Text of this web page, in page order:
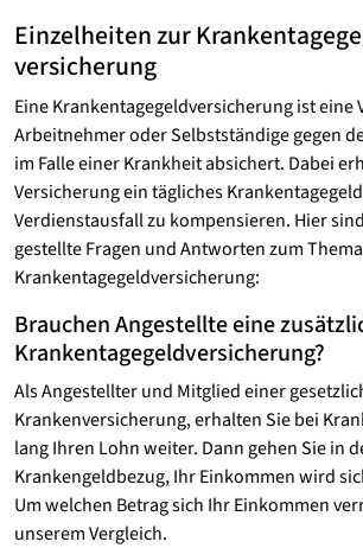
Einzelheiten zur
versicherung
Eine Krankentagegeld­versicherung ist eine
Arbeitnehmer oder Selbstständige gegen
im Falle einer Krankheit absichert. Dabei
Versicherung ein tägliches
Verdienstausfall zu kompensieren. Hier
gestellte Fragen und Antworten zum Thema
Krankentagegeldversicherung:
Brauchen Angestellte eine
Krankentagegeld­versicherung?
Als Angestellter und Mitglied einer
Krankenversicherung, erhalten Sie bei
lang Ihren Lohn weiter. Dann gehen Sie in
Krankengeldbezug, Ihr Einkommen wird
Um welchen Betrag sich Ihr Einkommen
unserem Vergleich.